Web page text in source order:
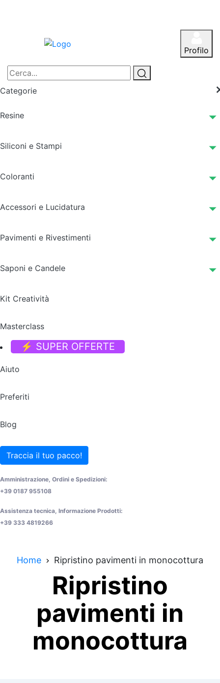
Profilo
Categorie
Resine
Siliconi e Stampi
Coloranti
Accessori e Lucidatura
Pavimenti e Rivestimenti
Saponi e Candele
Kit Creatività
Masterclass
⚡ SUPER OFFERTE
Aiuto
Preferiti
Blog
Traccia il tuo pacco!
Amministrazione, Ordini e Spedizioni:
+39 0187 955108
Assistenza tecnica, Informazione Prodotti:
+39 333 4819266
Home Ripristino pavimenti in monocottura
Ripristino
pavimenti in
monocottura